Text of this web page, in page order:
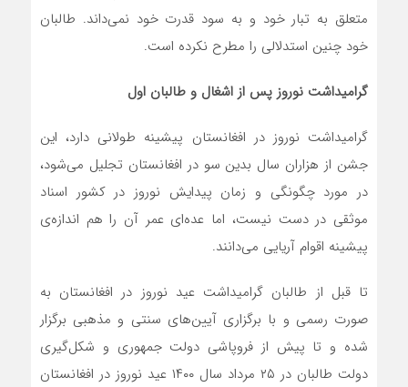
متعلق به تبار خود و به سود قدرت خود نمی‌داند. طالبان
خود چنین استدلالی را مطرح نکرده‌ است.
گرامیداشت نوروز پس از اشغال و طالبان اول
گرامیداشت نوروز در افغانستان پیشینه‌ طولانی دارد، این
جشن از هزاران سال بدین سو در افغانستان تجلیل می‌شود،
در مورد چگونگی و زمان پیدایش نوروز در کشور اسناد
موثقی در دست نیست، اما عده‌ای عمر آن را هم اندازه‌ی
پیشینه اقوام آریایی می‌دانند.
تا قبل از طالبان گرامیداشت عید نوروز در افغانستان به
صورت رسمی و با برگزاری آیین‌های سنتی و مذهبی برگزار
شده و تا پیش از فروپاشی دولت جمهوری و شکل‌گیری
دولت طالبان در ۲۵ مرداد سال ۱۴۰۰ عید نوروز در افغانستان